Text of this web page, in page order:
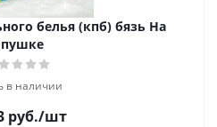
белья (кпб) бязь На
в наличии
руб./шт